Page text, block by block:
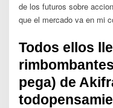
de los futuros sobre
que el mercado va en mi
Todos ellos
pega) de